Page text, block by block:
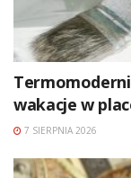
wakacje w
7 SIERPNIA 2026